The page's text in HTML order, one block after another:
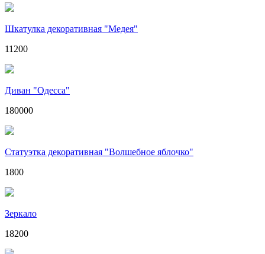
Шкатулка декоративная "Медея"
11200
Диван "Одесса"
180000
Статуэтка декоративная "Волшебное яблочко"
1800
Зеркало
18200